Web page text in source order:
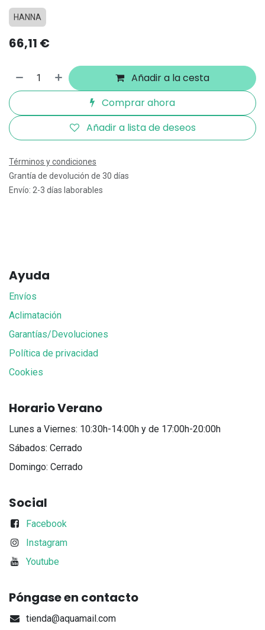
HANNA
66,11 €
Añadir a la cesta
Comprar ahora
Añadir a lista de deseos
Términos y condiciones
Grantía de devolución de 30 días
Envío: 2-3 días laborables
Ayuda
Envíos
Aclimatación
Garantías/Devoluciones
Política de privacidad
Cookies
Horario Verano
Lunes a Viernes: 10:30h-14:00h y de 17:00h-20:00h
Sábados: Cerrado
Domingo: Cerrado
Social
Facebook
Instagram
Youtube
Póngase en contacto
tienda@aquamail.com